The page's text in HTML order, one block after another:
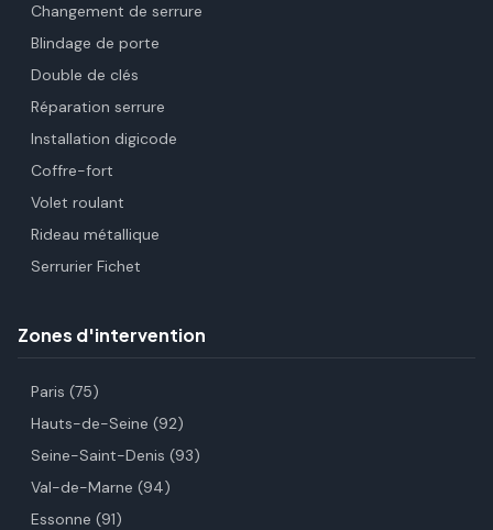
Changement de serrure
Blindage de porte
Double de clés
Réparation serrure
Installation digicode
Coffre-fort
Volet roulant
Rideau métallique
Serrurier Fichet
Zones d'intervention
Paris (75)
Hauts-de-Seine (92)
Seine-Saint-Denis (93)
Val-de-Marne (94)
Essonne (91)